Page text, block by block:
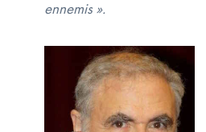
ennemis ».